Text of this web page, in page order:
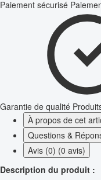
Paiement sécurisé
Garantie de qualité
À propos de cet
Questions &
Avis (0) (0 avis)
Description du produit :